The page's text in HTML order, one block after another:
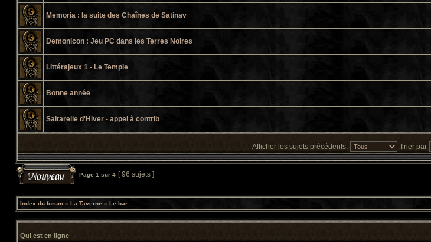
Memoria : la suite des Chaînes de Satinav
Demonicon : Jeu PC dans les Terres Noires
Littérajeux 1 - Le Temple
Bonne année
Saltarelle d'Hiver - appel à contrib
Afficher les sujets précédents: Trier par
Page 1 sur 4 [ 96 sujets ]
Index du forum » La Taverne » Le bar
Qui est en ligne